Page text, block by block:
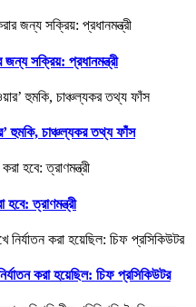
সক্রিয়: প্রধানমন্ত্রী
হুমকি, চাঞ্চল্যকর তথ্য ফাঁস
হবে: ত্রাণমন্ত্রী
করা হয়েছিল: চিফ প্রসিকিউটর